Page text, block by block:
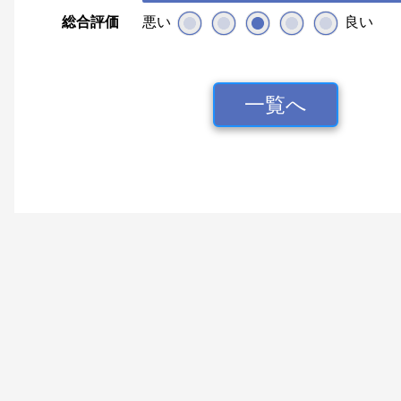
総合評価 悪い 良い
一覧へ